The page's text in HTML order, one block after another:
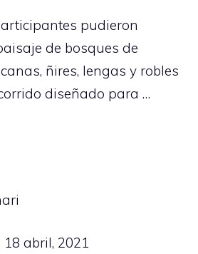
pudieron
de bosques de
ñires, lengas y robles
diseñado para …
18 abril, 2021